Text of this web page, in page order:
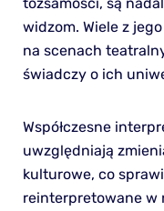
widzom. Wiele z
na scenach
świadczy o ich
Współczesne
uwzględniają
kulturowe, co
reinterpretowane w